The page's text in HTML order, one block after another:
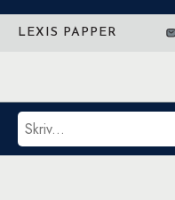
LEXIS PAPPER
Sök